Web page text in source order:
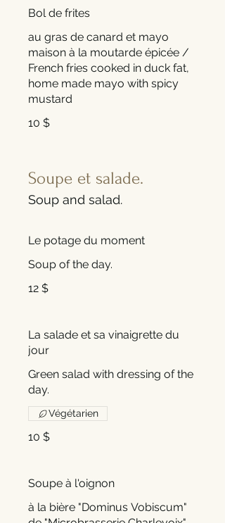
Bol de frites
au gras de canard et mayo
maison à la moutarde épicée /
French fries cooked in duck fat,
home made mayo with spicy
mustard
10 $
Soupe et salade.
Soup and salad.
Le potage du moment
Soup of the day.
12 $
La salade et sa vinaigrette du
jour
Green salad with dressing of the
day.
10 $
Végétarien
Soupe à l'oignon
à la bière "Dominus Vobiscum"